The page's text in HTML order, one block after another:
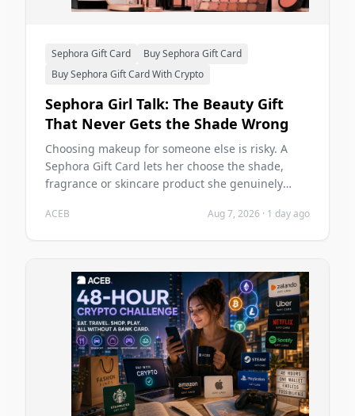
Sephora Gift Card
Buy Sephora Gift Card
Buy Sephora Gift Card With Crypto
Sephora Girl Talk: The Beauty Gift
That Never Gets the Shade Wrong
Choosing makeup for someone else is risky. A
Sephora Gift Card lets her choose the shade,
fragrance or skincare product she genuinely
ACEB Aug 7, 2026 · 1 day ago